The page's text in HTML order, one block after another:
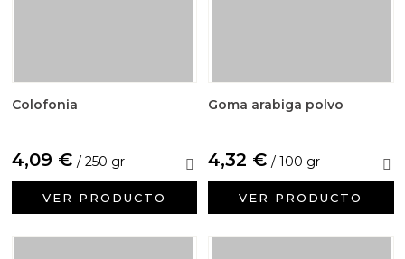
Colofonia
4,09 € / 250 gr
VER PRODUCTO
Goma arabiga polvo
4,32 € / 100 gr
VER PRODUCTO